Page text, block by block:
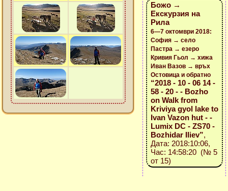
Божо →
Екскурзия на
Рила
6—7 октомври 2018:
София → село
Пастра → езеро
Кривия Гьол → хижа
Иван Вазов → връх
Остовица и обратно
“2018 - 10 - 06 14 -
58 - 20 - - Bozho
on Walk from
Kriviya gyol lake to
Ivan Vazon hut - -
Lumix DC - ZS70 -
Bozhidar Iliev”,
Дата: 2018:10:06,
Час: 14:58:20 (№ 5
от 15)